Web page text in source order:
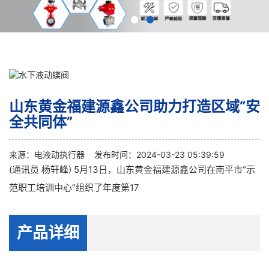
山东黄金福建源鑫公司助力打造区域“安
全共同体”
来源： 电液动执行器 发布时间：2024-03-23 05:39:59
(通讯员 杨轩峰) 5月13日，山东黄金福建源鑫公司在南平市“示
范职工培训中心”组织了年度第17
产品详细